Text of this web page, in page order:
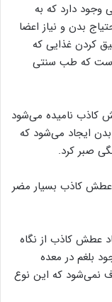
وجود دارد که به
بدن و نیاز اعضا
کردن غذایی که
است که طب سنتی
کاذب نامیده می‌شود
بدن ایجاد می‌شود که
صبر کرد.
عطش کاذب بسیار مضر
عطش کاذب از نگاه
بلغم در معده
نمی‌شود که این نوع